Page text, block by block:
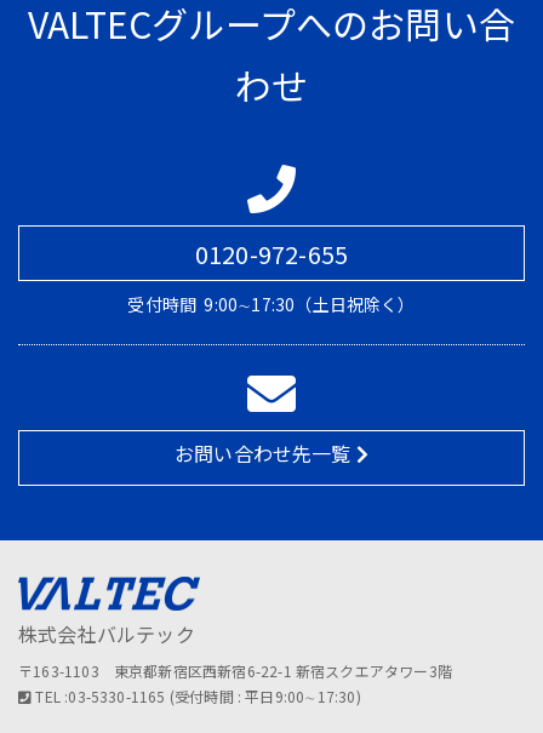
VALTECグループへのお問い合
わせ
0120-972-655
受付時間 9:00∼17:30（土日祝除く）
お問い合わせ先一覧
株式会社バルテック
〒163-1103 東京都新宿区西新宿6-22-1 新宿スクエアタワー3階
TEL :03-5330-1165 (受付時間 : 平日9:00∼17:30)